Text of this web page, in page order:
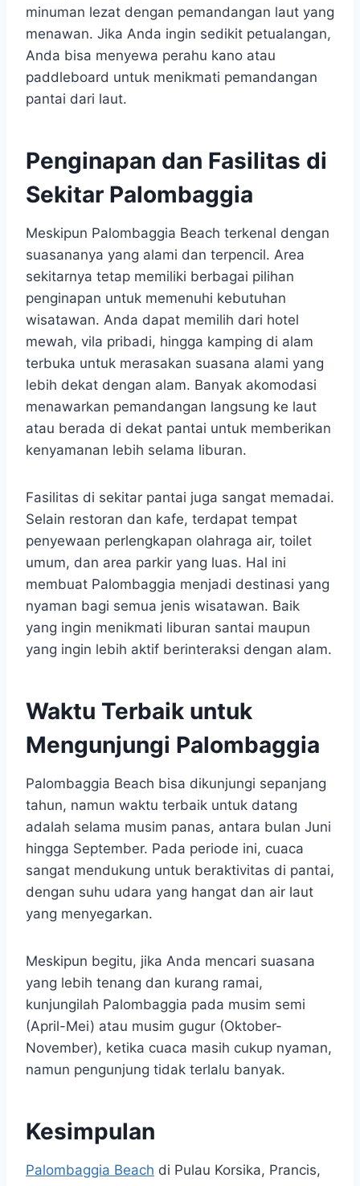
minuman lezat dengan pemandangan laut yang
menawan. Jika Anda ingin sedikit petualangan,
Anda bisa menyewa perahu kano atau
paddleboard untuk menikmati pemandangan
pantai dari laut.
Penginapan dan Fasilitas di
Sekitar Palombaggia
Meskipun Palombaggia Beach terkenal dengan
suasananya yang alami dan terpencil. Area
sekitarnya tetap memiliki berbagai pilihan
penginapan untuk memenuhi kebutuhan
wisatawan. Anda dapat memilih dari hotel
mewah, vila pribadi, hingga kamping di alam
terbuka untuk merasakan suasana alami yang
lebih dekat dengan alam. Banyak akomodasi
menawarkan pemandangan langsung ke laut
atau berada di dekat pantai untuk memberikan
kenyamanan lebih selama liburan.
Fasilitas di sekitar pantai juga sangat memadai.
Selain restoran dan kafe, terdapat tempat
penyewaan perlengkapan olahraga air, toilet
umum, dan area parkir yang luas. Hal ini
membuat Palombaggia menjadi destinasi yang
nyaman bagi semua jenis wisatawan. Baik
yang ingin menikmati liburan santai maupun
yang ingin lebih aktif berinteraksi dengan alam.
Waktu Terbaik untuk
Mengunjungi Palombaggia
Palombaggia Beach bisa dikunjungi sepanjang
tahun, namun waktu terbaik untuk datang
adalah selama musim panas, antara bulan Juni
hingga September. Pada periode ini, cuaca
sangat mendukung untuk beraktivitas di pantai,
dengan suhu udara yang hangat dan air laut
yang menyegarkan.
Meskipun begitu, jika Anda mencari suasana
yang lebih tenang dan kurang ramai,
kunjungilah Palombaggia pada musim semi
(April-Mei) atau musim gugur (Oktober-
November), ketika cuaca masih cukup nyaman,
namun pengunjung tidak terlalu banyak.
Kesimpulan
Palombaggia Beach di Pulau Korsika, Prancis,